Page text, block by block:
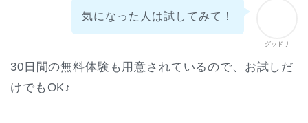
グッドリ
気になった人は試してみて！
30日間の無料体験も用意されているので、お試しだ
けでもOK♪